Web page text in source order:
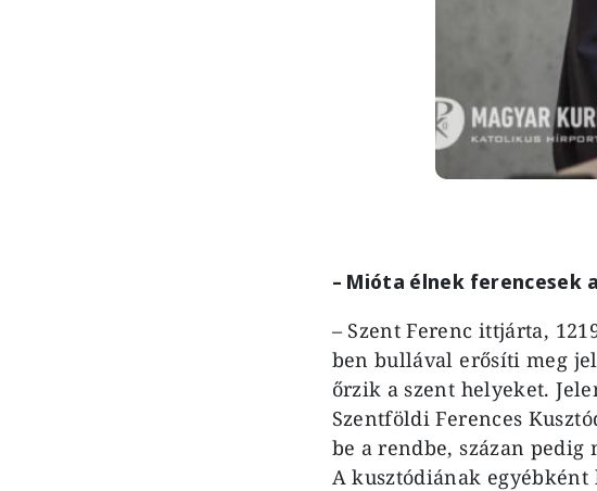
– Mióta élnek ferencesek
– Szent Ferenc ittjárta,
ben bullával erősíti meg
őrzik a szent helyeket.
Szentföldi Ferences
be a rendbe, százan
A kusztódiának egyébként